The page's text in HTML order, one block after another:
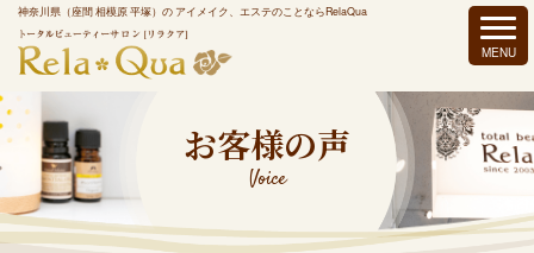
神奈川県（座間 相模原 平塚）の アイメイク、エステのことならRelaQua
お客様の声
Voice